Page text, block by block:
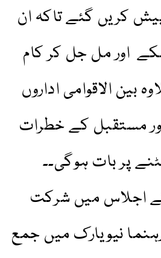
کریں گئے تاکہ ان
اور مل جل کر کام
بین الاقوامی اداروں
مستقبل کے خطرات
پر بات ہوگی۔۔
اجلاس میں شرکت
نیویارک میں جمع